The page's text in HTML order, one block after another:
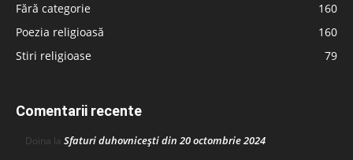
Fără categorie
160
Poezia religioasă
160
Stiri religioase
79
Comentarii recente
Doina la Sfaturi duhovnicești din 20 octombrie 2024